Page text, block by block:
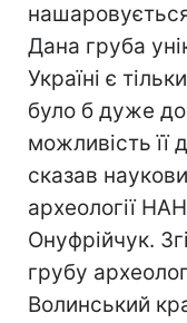
Дана груба
Україні є
було б дуже
можливість її
сказав
археології
Онуфрійчук.
грубу
Волинський